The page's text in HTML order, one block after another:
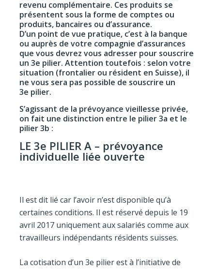
revenu complémentaire. Ces produits se
présentent sous la forme de comptes ou
produits, bancaires ou d’assurance.
D’un point de vue pratique, c’est à la banque
ou auprès de votre compagnie d’assurances
que vous devrez vous adresser pour souscrire
un 3e pilier. Attention toutefois : selon votre
situation (frontalier ou résident en Suisse), il
ne vous sera pas possible de souscrire un
3e pilier.
S’agissant de la prévoyance vieillesse privée,
on fait une distinction entre le pilier 3a et le
pilier 3b :
LE 3e PILIER A – prévoyance
individuelle liée ouverte
Il est dit lié car l’avoir n’est disponible qu’à
certaines conditions. Il est réservé depuis le 19
avril 2017 uniquement aux salariés comme aux
travailleurs indépendants résidents suisses.
La cotisation d’un 3e pilier est à l’initiative de